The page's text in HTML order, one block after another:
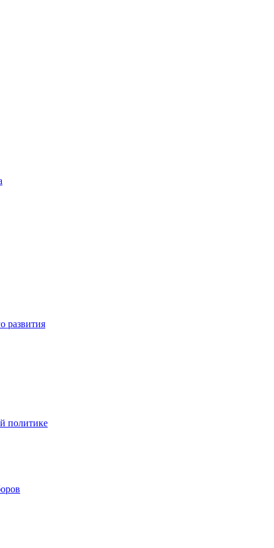
развития
политике